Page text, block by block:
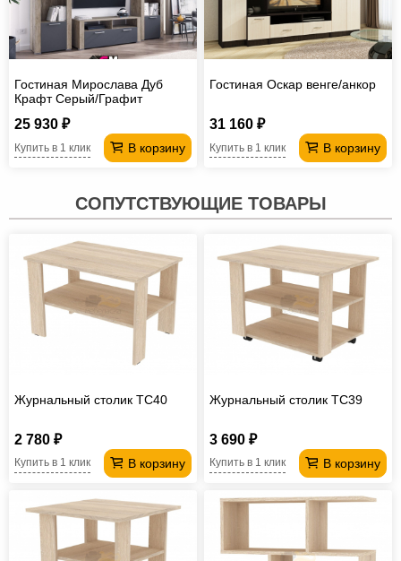
Гостиная Мирослава Дуб
Крафт Серый/Графит
25 930 ₽
В корзину
Купить в 1 клик
Гостиная Оскар венге/анкор
31 160 ₽
В корзину
Купить в 1 клик
СОПУТСТВУЮЩИЕ ТОВАРЫ
Журнальный столик TC40
2 780 ₽
В корзину
Купить в 1 клик
Журнальный столик TC39
3 690 ₽
В корзину
Купить в 1 клик